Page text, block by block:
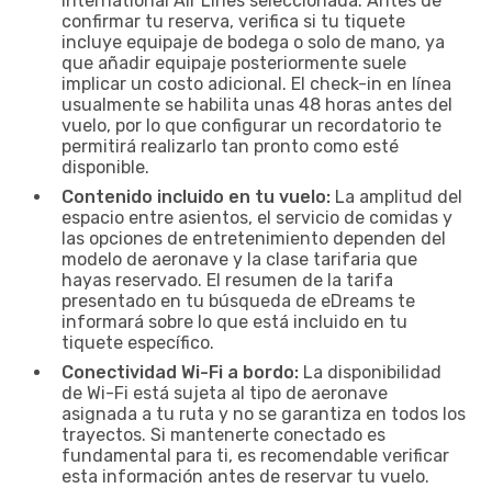
confirmar tu reserva, verifica si tu tiquete
incluye equipaje de bodega o solo de mano, ya
que añadir equipaje posteriormente suele
implicar un costo adicional. El check-in en línea
usualmente se habilita unas 48 horas antes del
vuelo, por lo que configurar un recordatorio te
permitirá realizarlo tan pronto como esté
disponible.
Contenido incluido en tu vuelo: La amplitud del
espacio entre asientos, el servicio de comidas y
las opciones de entretenimiento dependen del
modelo de aeronave y la clase tarifaria que
hayas reservado. El resumen de la tarifa
presentado en tu búsqueda de eDreams te
informará sobre lo que está incluido en tu
tiquete específico.
Conectividad Wi-Fi a bordo: La disponibilidad
de Wi-Fi está sujeta al tipo de aeronave
asignada a tu ruta y no se garantiza en todos los
trayectos. Si mantenerte conectado es
fundamental para ti, es recomendable verificar
esta información antes de reservar tu vuelo.